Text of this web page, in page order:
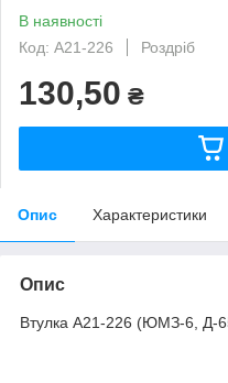
В наявності
Код: А21-226
Роздріб
130,50 ₴
Опис Характеристики
Опис
Втулка А21-226 (ЮМЗ-6, Д-